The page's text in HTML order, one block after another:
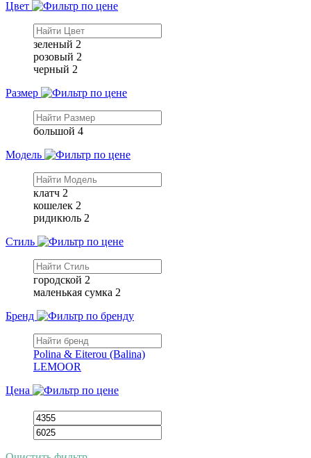
Цвет
зеленый 2
розовый 2
черный 2
Размер
большой 4
Модель
клатч 2
кошелек 2
ридикюль 2
Стиль
городской 2
маленькая сумка 2
Бренд
Polina & Eiterou (Balina)
LEMOOR
Цена